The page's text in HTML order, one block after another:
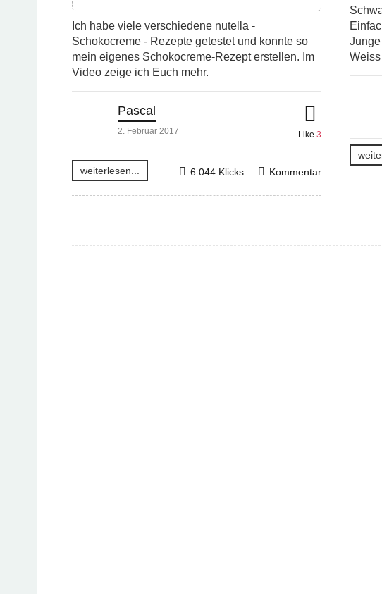
Ich habe viele verschiedene nutella -
Schokocreme - Rezepte getestet und konnte so
mein eigenes Schokocreme-Rezept erstellen. Im
Video zeige ich Euch mehr.
Pascal
2. Februar 2017 Like 3
weiterlesen... Kommentar
6.044 Klicks